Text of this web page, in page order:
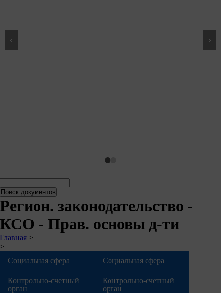
‹ ›
Поиск
документов
документов
Регион. законодательство -
КСО - Прав. основы д-ти
Строка
навигации
Главная >
>
Социальная сфера
Контрольно-счетный
орган
Социальная сфера
Контрольно-счетный
орган